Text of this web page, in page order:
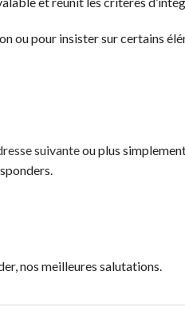
ou pour insister sur certains
suivanteou plus
nos meilleures salutations.